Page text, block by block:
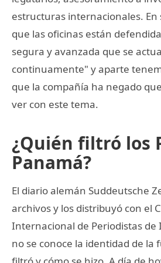
estructuras internacionales. En
que las oficinas están
segura y avanzada que se
continuamente" y aparte
que la compañía ha negado
ver con este tema.
¿Quién filtró los
Panamá?
El diario alemán Suddeutsche
archivos y los distribuyó con el
Internacional de Periodistas
no se conoce la identidad de la